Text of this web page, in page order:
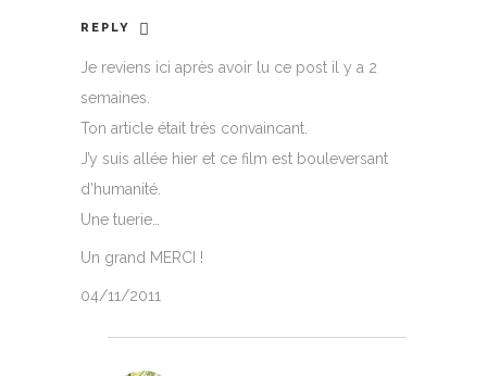
REPLY
Je reviens ici après avoir lu ce post il y a 2
semaines.
Ton article était très convaincant.
J’y suis allée hier et ce film est bouleversant
d’humanité.
Une tuerie…
Un grand MERCI !
04/11/2011